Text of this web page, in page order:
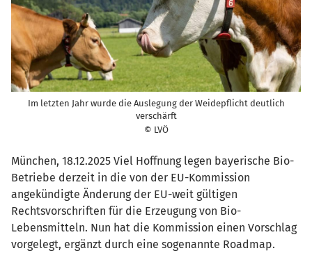
Im letzten Jahr wurde die Auslegung der Weidepflicht deutlich
verschärft
© LVÖ
München, 18.12.2025 Viel Hoffnung legen bayerische Bio-
Betriebe derzeit in die von der EU-Kommission
angekündigte Änderung der EU-weit gültigen
Rechtsvorschriften für die Erzeugung von Bio-
Lebensmitteln. Nun hat die Kommission einen Vorschlag
vorgelegt, ergänzt durch eine sogenannte Roadmap.